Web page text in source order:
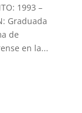
1993 –
Graduada
de
en la...